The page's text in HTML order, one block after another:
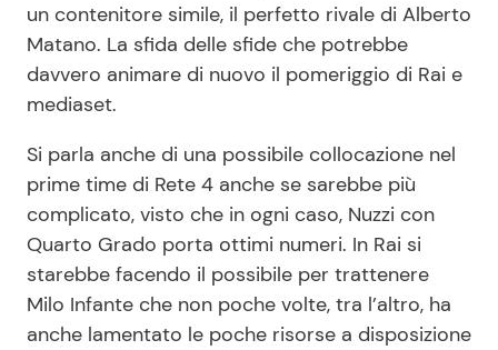
un contenitore simile, il perfetto rivale di Alberto
Matano. La sfida delle sfide che potrebbe
davvero animare di nuovo il pomeriggio di Rai e
mediaset.
Si parla anche di una possibile collocazione nel
prime time di Rete 4 anche se sarebbe più
complicato, visto che in ogni caso, Nuzzi con
Quarto Grado porta ottimi numeri. In Rai si
starebbe facendo il possibile per trattenere
Milo Infante che non poche volte, tra l’altro, ha
anche lamentato le poche risorse a disposizione